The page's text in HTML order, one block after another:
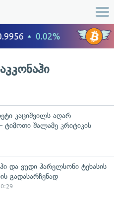
კაციშვილს აღარ
ტიმოთი შალამე კრიტიკის
და ვუდი ჰარელსონი ტეხასის
გადასარჩენად